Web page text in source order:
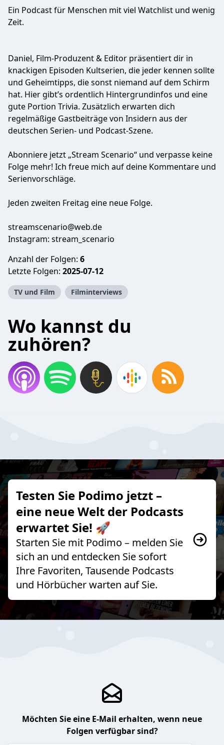
Ein Podcast für Menschen mit viel Watchlist und wenig
Zeit.
Daniel, Film-Produzent & Editor präsentiert dir in
knackigen Episoden Kultserien, die jeder kennen sollte
und Geheimtipps, die sonst niemand auf dem Schirm
hat. Hier gibt’s ordentlich Hintergrundinfos und eine
gute Portion Trivia. Zusätzlich erwarten dich
regelmäßige Gastbeiträge von Insidern aus der
deutschen Serien- und Podcast-Szene.
Abonniere jetzt „Stream Scenario“ und verpasse keine
Folge mehr! Ich freue mich auf deine Kommentare und
Serienvorschläge.
Jeden zweiten Freitag eine neue Folge.
streamscenario@web.de
Instagram: stream_scenario
Anzahl der Folgen: 6
Letzte Folgen: 2025-07-12
TV und Film Filminterviews
Wo kannst du
zuhören?
Testen Sie Podimo jetzt –
eine neue Welt der Podcasts
erwartet Sie! 🚀
Starten Sie mit Podimo – melden Sie
sich an und entdecken Sie sofort
Ihre Favoriten, Tausende Podcasts
und Hörbücher warten auf Sie.
Möchten Sie eine E-Mail erhalten, wenn neue
Folgen verfügbar sind?